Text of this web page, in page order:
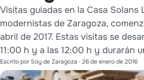
Visitas guiadas en la Casa
modernistas de Zaragoza,
abril de 2017. Estas visitas se
11:00 h y a las 12:00 h y durarán
Escrito porSoy de Zaragoza · 26 de enero de 2016